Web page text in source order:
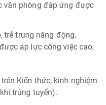
văn phòng đáp ứng được
trẻ trung năng động,
áp lực công việc cao;
Kiến thức, kinh nghiệm
trúng tuyển).